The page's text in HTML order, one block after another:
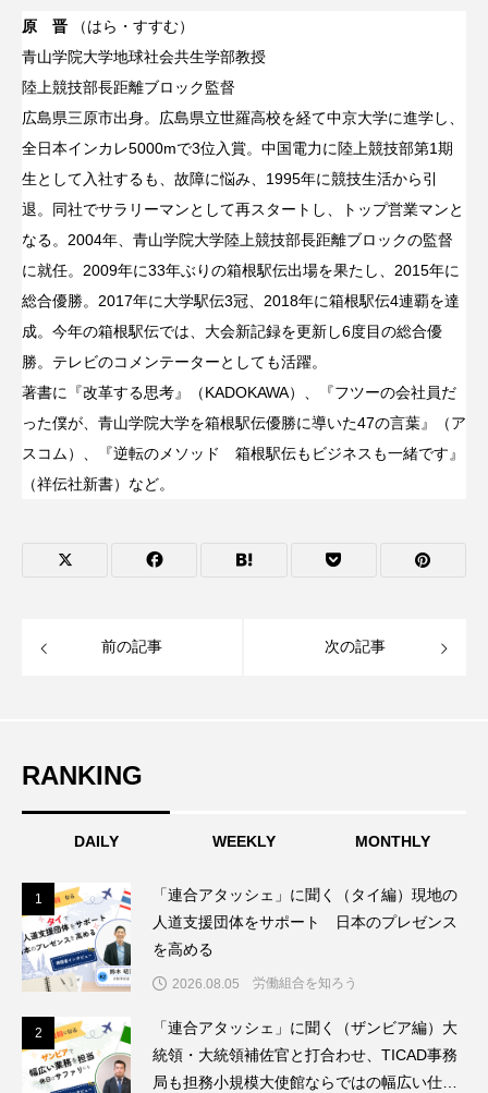
原 晋 （はら・すすむ）
青山学院大学地球社会共生学部教授
陸上競技部長距離ブロック監督
広島県三原市出身。広島県立世羅高校を経て中京大学に進学し、
全日本インカレ5000mで3位入賞。中国電力に陸上競技部第1期
生として入社するも、故障に悩み、1995年に競技生活から引
退。同社でサラリーマンとして再スタートし、トップ営業マンと
なる。2004年、青山学院大学陸上競技部長距離ブロックの監督
に就任。2009年に33年ぶりの箱根駅伝出場を果たし、2015年に
総合優勝。2017年に大学駅伝3冠、2018年に箱根駅伝4連覇を達
成。今年の箱根駅伝では、大会新記録を更新し6度目の総合優
勝。テレビのコメンテーターとしても活躍。
著書に『改革する思考』（KADOKAWA）、『フツーの会社員だ
った僕が、青山学院大学を箱根駅伝優勝に導いた47の言葉』（ア
スコム）、『逆転のメソッド 箱根駅伝もビジネスも一緒です』
（祥伝社新書）など。
前の記事 次の記事
RANKING
DAILY WEEKLY MONTHLY
1
「連合アタッシェ」に聞く（タイ編）現地の
人道支援団体をサポート 日本のプレゼンス
を高める
2026.08.05 労働組合を知ろう
2
「連合アタッシェ」に聞く（ザンビア編）大
統領・大統領補佐官と打合わせ、TICAD事務
局も担務小規模大使館ならではの幅広い仕事